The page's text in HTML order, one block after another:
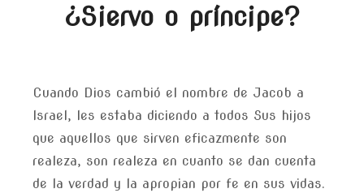
¿Siervo o príncipe?
Cuando Dios cambió el nombre de Jacob a
Israel, les estaba diciendo a todos Sus hijos
que aquellos que sirven eficazmente son
realeza, son realeza en cuanto se dan cuenta
de la verdad y la apropian por fe en sus vidas.